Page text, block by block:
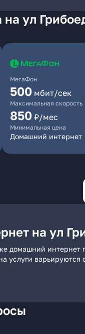
ул
МегаФон
500 мбит/сек
Максимальная скорость
850 ₽/мес
Минимальная цена
Домашний интернет
на ул
домашний
услуги